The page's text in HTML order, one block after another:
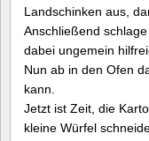
Landschinken aus,
Anschließend
dabei ungemein
Nun ab in den Ofen
kann.
Jetzt ist Zeit, die
kleine Würfel